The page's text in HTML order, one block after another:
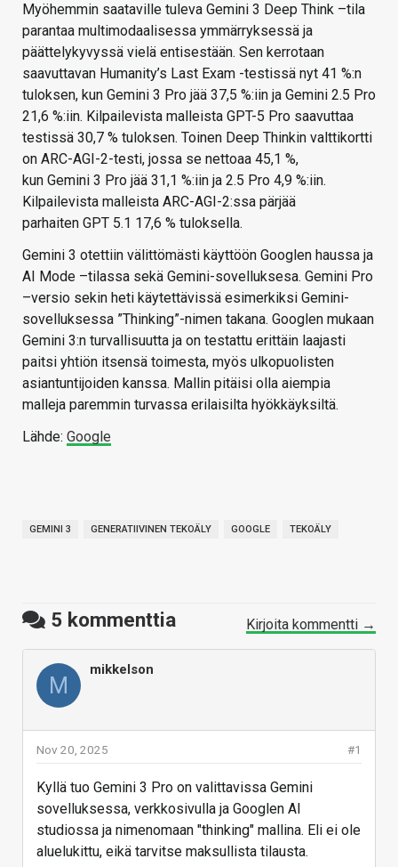
Myöhemmin saataville tuleva Gemini 3 Deep Think –tila
parantaa multimodaalisessa ymmärryksessä ja
päättelykyvyssä vielä entisestään. Sen kerrotaan
saavuttavan Humanity’s Last Exam -testissä nyt 41 %:n
tuloksen, kun Gemini 3 Pro jää 37,5 %:iin ja Gemini 2.5 Pro
21,6 %:iin. Kilpailevista malleista GPT-5 Pro saavuttaa
testissä 30,7 % tuloksen. Toinen Deep Thinkin valttikortti
on ARC-AGI-2-testi, jossa se nettoaa 45,1 %,
kun Gemini 3 Pro jää 31,1 %:iin ja 2.5 Pro 4,9 %:iin.
Kilpailevista malleista ARC-AGI-2:ssa pärjää
parhaiten GPT 5.1 17,6 % tuloksella.
Gemini 3 otettiin välittömästi käyttöön Googlen haussa ja
AI Mode –tilassa sekä Gemini-sovelluksesa. Gemini Pro
–versio sekin heti käytettävissä esimerkiksi Gemini-
sovelluksessa ”Thinking”-nimen takana. Googlen mukaan
Gemini 3:n turvallisuutta ja on testattu erittäin laajasti
paitsi yhtiön itsensä toimesta, myös ulkopuolisten
asiantuntijoiden kanssa. Mallin pitäisi olla aiempia
malleja paremmin turvassa erilaisilta hyökkäyksiltä.
Lähde: Google
GEMINI 3 GENERATIIVINEN TEKOÄLY GOOGLE TEKOÄLY
5 kommenttia Kirjoita kommentti →
M
mikkelson
#1
Nov 20, 2025
Kyllä tuo Gemini 3 Pro on valittavissa Gemini
sovelluksessa, verkkosivulla ja Googlen AI
studiossa ja nimenomaan "thinking" mallina. Eli ei ole
aluelukittu, eikä tarvitse maksullista tilausta.